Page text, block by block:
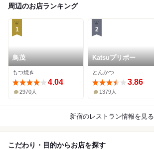
周辺のお店ランキング
1
鳥茂
もつ焼き
4.04
2970人
2
Katsuプリポー
とんかつ
3.86
1379人
新宿のレストラン情報を見る
こだわり・目的からお店を探す